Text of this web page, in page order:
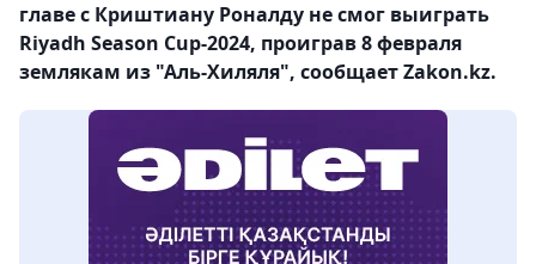
главе с Криштиану Роналду не смог выиграть
Riyadh Season Cup-2024, проиграв 8 февраля
землякам из "Аль-Хиляля", сообщает Zakon.kz.